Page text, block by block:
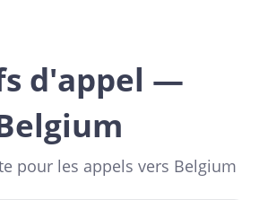
d'appel —
pour les appels vers Belgium